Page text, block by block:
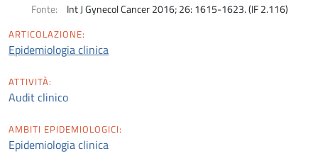
Fonte:
Int J Gynecol Cancer 2016; 26: 1615-1623. (IF 2.116)
ARTICOLAZIONE:
Epidemiologia clinica
ATTIVITÀ:
Audit clinico
AMBITI EPIDEMIOLOGICI:
Epidemiologia clinica